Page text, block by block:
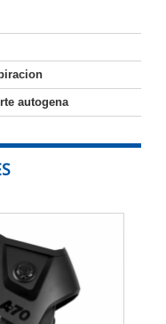
autogena